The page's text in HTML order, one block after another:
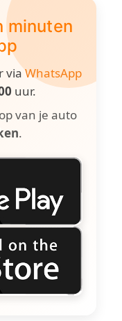
minuten
viaWhatsApp
uur.
van je auto
.